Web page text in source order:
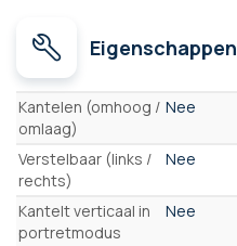
Eigenschappen
Eigenschappen
Kantelen (omhoog /
omlaag)
Nee
Verstelbaar (links /
rechts)
Nee
Kantelt verticaal in
portretmodus
Nee